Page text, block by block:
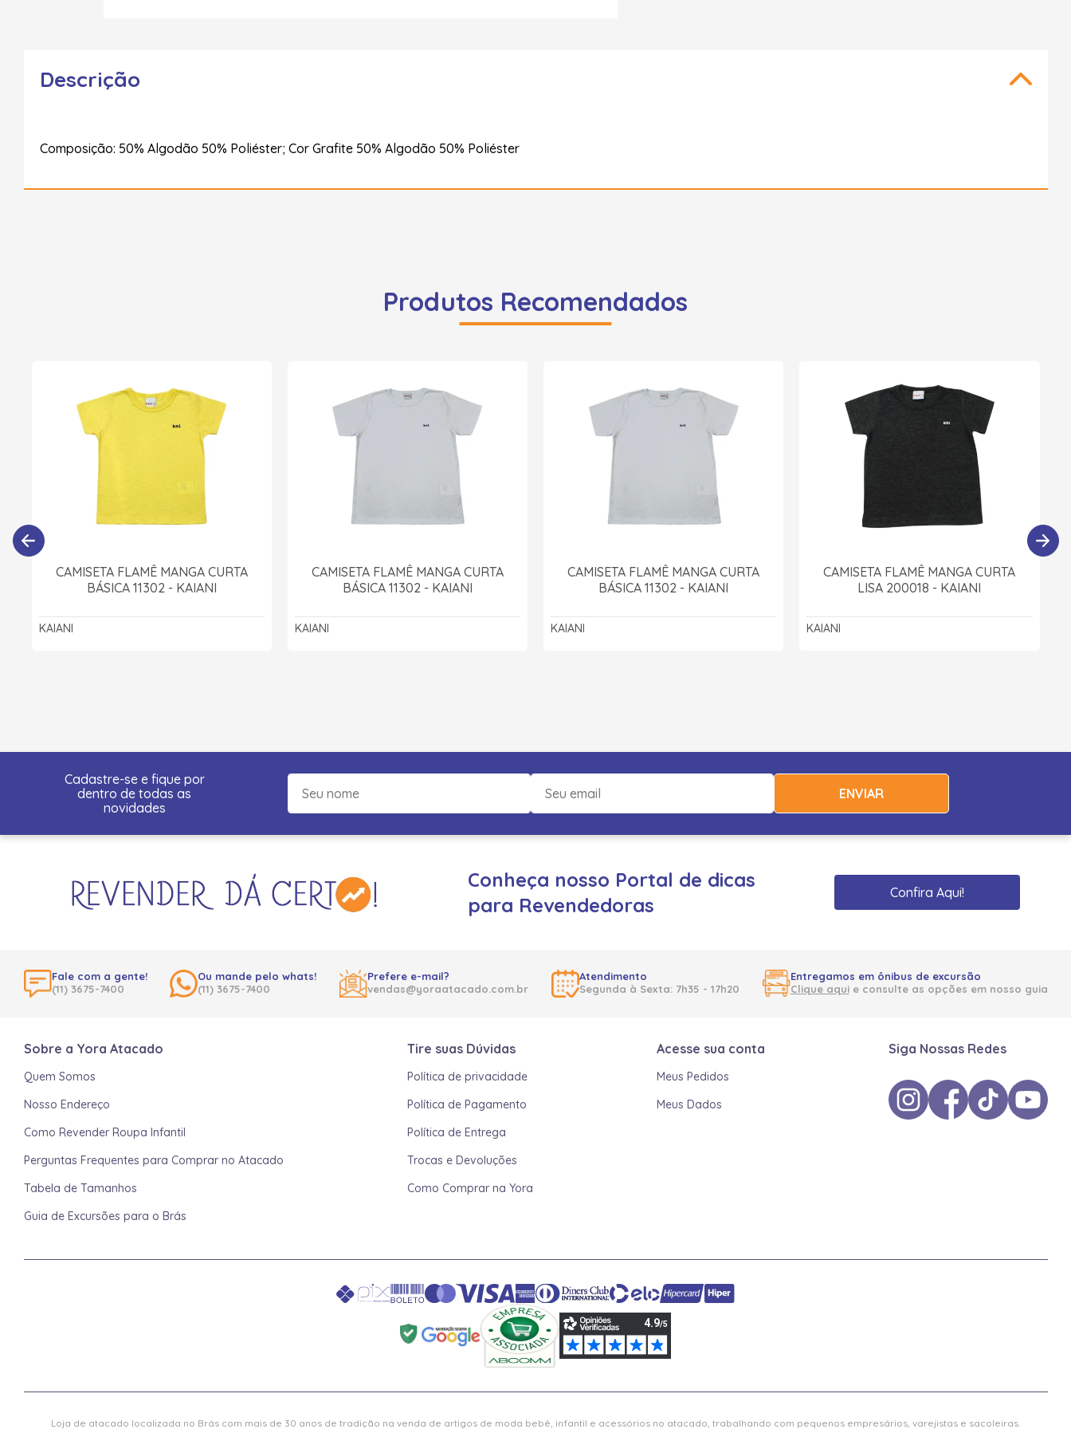
Descrição
Composição: 50% Algodão 50% Poliéster; Cor Grafite 50% Algodão 50% Poliéster
Produtos Recomendados
CAMISETA FLAMÊ MANGA CURTA
BÁSICA 11302 - KAIANI
KAIANI
CAMISETA FLAMÊ MANGA CURTA
BÁSICA 11302 - KAIANI
KAIANI
CAMISETA FLAMÊ MANGA CURTA
BÁSICA 11302 - KAIANI
KAIANI
CAMISETA FLAMÊ MANGA CURTA
LISA 200018 - KAIANI
KAIANI
Cadastre-se e fique por
dentro de todas as
novidades
ENVIAR
Conheça nosso Portal de dicas
para Revendedoras
Confira Aqui!
Fale com a gente!
(11) 3675-7400
Ou mande pelo whats!
(11) 3675-7400
Prefere e-mail?
vendas@yoraatacado.com.br
Atendimento
Segunda à Sexta: 7h35 - 17h20
Entregamos em ônibus de excursão
Clique aquie consulte as opções em nosso guia
Sobre a Yora Atacado
Quem Somos
Nosso Endereço
Como Revender Roupa Infantil
Perguntas Frequentes para Comprar no Atacado
Tabela de Tamanhos
Guia de Excursões para o Brás
Tire suas Dúvidas
Política de privacidade
Política de Pagamento
Política de Entrega
Trocas e Devoluções
Como Comprar na Yora
Acesse sua conta
Meus Pedidos
Meus Dados
Siga Nossas Redes
Loja de atacado localizada no Brás com mais de 30 anos de tradição na venda de artigos de moda bebê, infantil e acessórios no atacado, trabalhando com pequenos empresários, varejistas e sacoleiras.